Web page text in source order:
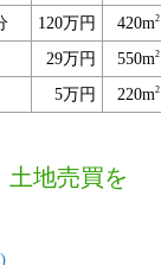
120万円 420m2
29万円 550m2
5万円 220m2
土地売買を